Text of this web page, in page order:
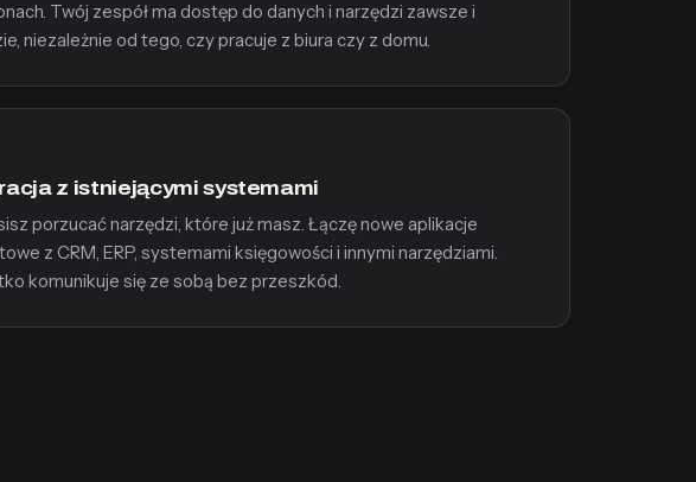
Twój zespół ma dostęp do danych i narzędzi zawsze i
niezależnie od tego, czy pracuje z biura czy z domu.
z istniejącymi systemami
porzucać narzędzi, które już masz. Łączę nowe aplikacje
z CRM, ERP, systemami księgowości i innymi narzędziami.
komunikuje się ze sobą bez przeszkód.